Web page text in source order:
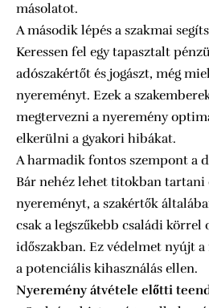
másolatot.
A második lépés a szakmai
Keressen fel egy tapasztalt
adószakértőt és jogászt, még
nyereményt. Ezek a
megtervezni a nyeremény
elkerülni a gyakori hibákat.
A harmadik fontos szempont a
Bár nehéz lehet titokban tartani
nyereményt, a szakértők
csak a legszűkebb családi körrel
időszakban. Ez védelmet nyújt
a potenciális kihasználás ellen.
Nyeremény átvétele előtti